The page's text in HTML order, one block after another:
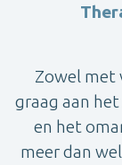
Zowel met
graag aan
en het
meer dan